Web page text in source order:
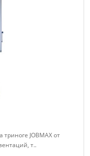
JOBMAX от
т..